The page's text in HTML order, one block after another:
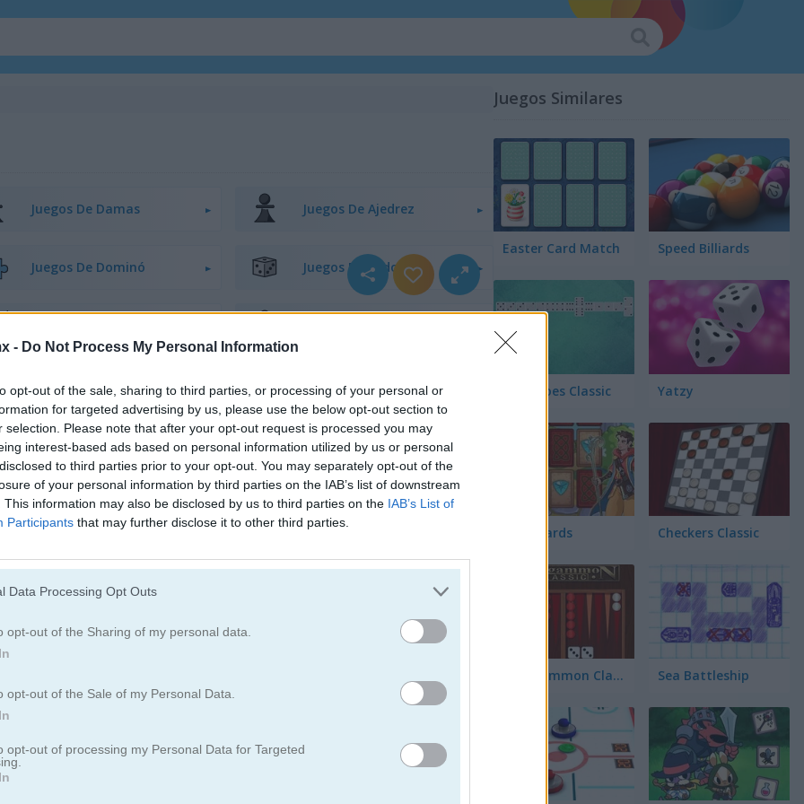
- Do Not Process My Personal Information
opt-out of the sale, sharing to third parties, or processing of your personal or
for targeted advertising by us, please use the below opt-out section to
selection. Please note that after your opt-out request is processed you may
interest-based ads based on personal information utilized by us or personal
to third parties prior to your opt-out. You may separately opt-out of the
of your personal information by third parties on the IAB’s list of downstream
This information may also be disclosed by us to third parties on the IAB’s List of
Participants that may further disclose it to other third parties.
Data Processing Opt Outs
opt-out of the Sharing of my personal data.
opt-out of the Sale of my Personal Data.
opt-out of processing my Personal Data for Targeted
Juegos De Damas Juegos De Ajedrez
Juegos De Dominó Juegos De Ludo
Juegos De Tres En Línea Juegos De Conecta 4
Cómo jugar Ultimate Sudoku
Juegos Similares
Easter Card Match Speed Billiards
Dominoes Classic Yatzy
Fairy Cards Checkers Classic
Backgammon Classic Sea Battleship